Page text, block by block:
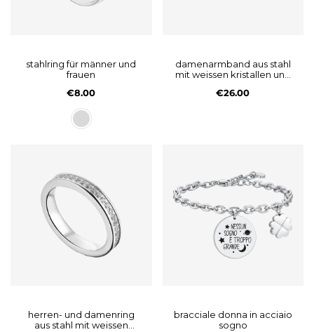
stahlring für männer und
frauen
€8.00
damenarmband aus stahl
mit weissen kristallen und
€26.00
herren- und damenring
aus stahl mit weissen
bracciale donna in acciaio
sogno